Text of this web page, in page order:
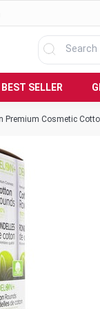
BEST SELLER
Premium Cosmetic